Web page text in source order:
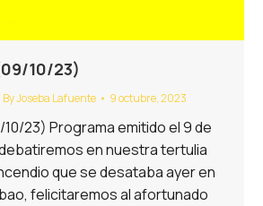
10/23)
ByJoseba Lafuente 9 octubre, 2023
10/23) Programa emitido el 9 de
en nuestra tertulia
que se desataba ayer en
felicitaremos al afortunado